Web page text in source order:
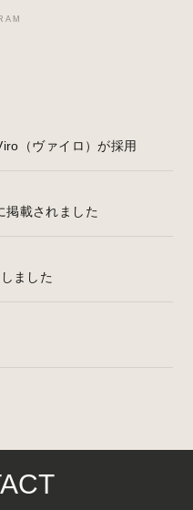
（ヴァイロ）が採用
掲載されました
ました